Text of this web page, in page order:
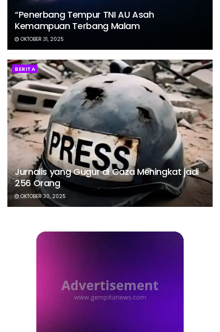
“Penerbang Tempur TNI AU Asah
Kemampuan Terbang Malam
OKTOBER 31, 2025
BERITA
Jurnalis yang Gugur di Gaza Meningkat jadi
256 Orang
OKTOBER 30, 2025